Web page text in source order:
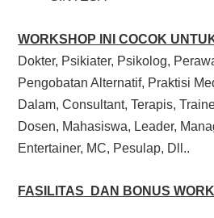
WORKSHOP INI COCOK
Dokter, Psikiater, Psikolog,
Pengobatan Alternatif, Praktisi
Dalam, Consultant, Terapis,
Dosen, Mahasiswa, Leader,
Entertainer, MC, Pesulap, Dll..
FASILITAS DAN BONUS